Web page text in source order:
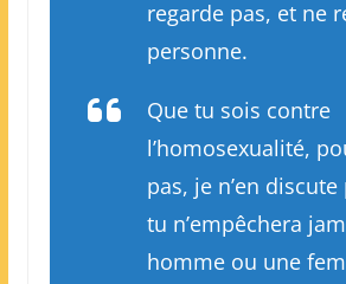
regarde pas, et ne
personne.
Que tu sois contre
l’homosexualité,
pas, je n’en
tu n’empêchera
homme ou une